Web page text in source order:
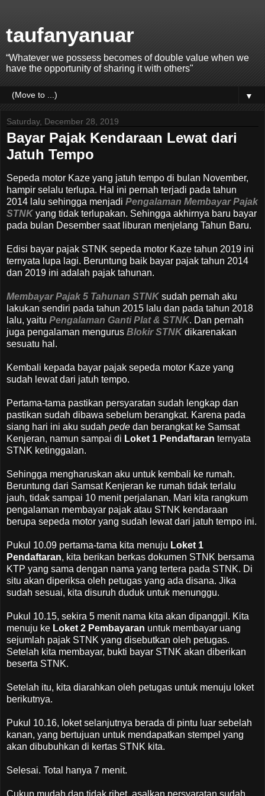
taufanyanuar
“Whatever we possess becomes of double value when we
have the opportunity of sharing it with others"
▼
Saturday, December 28, 2019
Bayar Pajak Kendaraan Lewat dari
Jatuh Tempo
Sepeda motor Kaze yang jatuh tempo di bulan November,
hampir selalu terlupa. Hal ini pernah terjadi pada tahun
2014 lalu sehingga menjadi Pengalaman Membayar Pajak
STNK yang tidak terlupakan. Sehingga akhirnya baru bayar
pada bulan Desember saat liburan menjelang Tahun Baru.
Edisi bayar pajak STNK sepeda motor Kaze tahun 2019 ini
ternyata lupa lagi. Beruntung baik bayar pajak tahun 2014
dan 2019 ini adalah pajak tahunan.
Membayar Pajak 5 Tahunan STNK sudah pernah aku
lakukan sendiri pada tahun 2015 lalu dan pada tahun 2018
lalu, yaitu Pengalaman Ganti Plat & STNK. Dan pernah
juga pengalaman mengurus Blokir STNK dikarenakan
sesuatu hal.
Kembali kepada bayar pajak sepeda motor Kaze yang
sudah lewat dari jatuh tempo.
Pertama-tama pastikan persyaratan sudah lengkap dan
pastikan sudah dibawa sebelum berangkat. Karena pada
siang hari ini aku sudah pede dan berangkat ke Samsat
Kenjeran, namun sampai di Loket 1 Pendaftaran ternyata
STNK ketinggalan.
Sehingga mengharuskan aku untuk kembali ke rumah.
Beruntung dari Samsat Kenjeran ke rumah tidak terlalu
jauh, tidak sampai 10 menit perjalanan. Mari kita rangkum
pengalaman membayar pajak atau STNK kendaraan
berupa sepeda motor yang sudah lewat dari jatuh tempo ini.
Pukul 10.09 pertama-tama kita menuju Loket 1
Pendaftaran, kita berikan berkas dokumen STNK bersama
KTP yang sama dengan nama yang tertera pada STNK. Di
situ akan diperiksa oleh petugas yang ada disana. Jika
sudah sesuai, kita disuruh duduk untuk menunggu.
Pukul 10.15, sekira 5 menit nama kita akan dipanggil. Kita
menuju ke Loket 2 Pembayaran untuk membayar uang
sejumlah pajak STNK yang disebutkan oleh petugas.
Setelah kita membayar, bukti bayar STNK akan diberikan
beserta STNK.
Setelah itu, kita diarahkan oleh petugas untuk menuju loket
berikutnya.
Pukul 10.16, loket selanjutnya berada di pintu luar sebelah
kanan, yang bertujuan untuk mendapatkan stempel yang
akan dibubuhkan di kertas STNK kita.
Selesai. Total hanya 7 menit.
Cukup mudah dan tidak ribet, asalkan persyaratan sudah